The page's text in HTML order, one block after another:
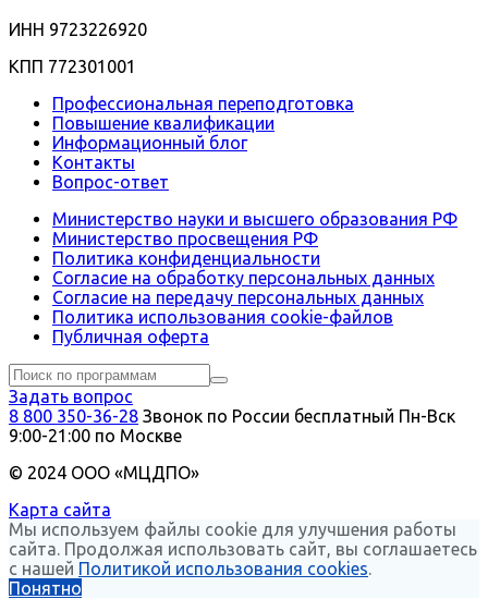
ИНН 9723226920
КПП 772301001
Профессиональная переподготовка
Повышение квалификации
Информационный блог
Контакты
Вопрос-ответ
Министерство науки и высшего образования РФ
Министерство просвещения РФ
Политика конфиденциальности
Согласие на обработку персональных данных
Согласие на передачу персональных данных
Политика использования сookie-файлов
Публичная оферта
Задать вопрос
8 800 350-36-28 Звонок по России бесплатный Пн-Вск
9:00-21:00 по Москве
© 2024 ООО «МЦДПО»
Карта сайта
Мы используем файлы cookie для улучшения работы
сайта. Продолжая использовать сайт, вы соглашаетесь
с нашей Политикой использования cookies.
Понятно